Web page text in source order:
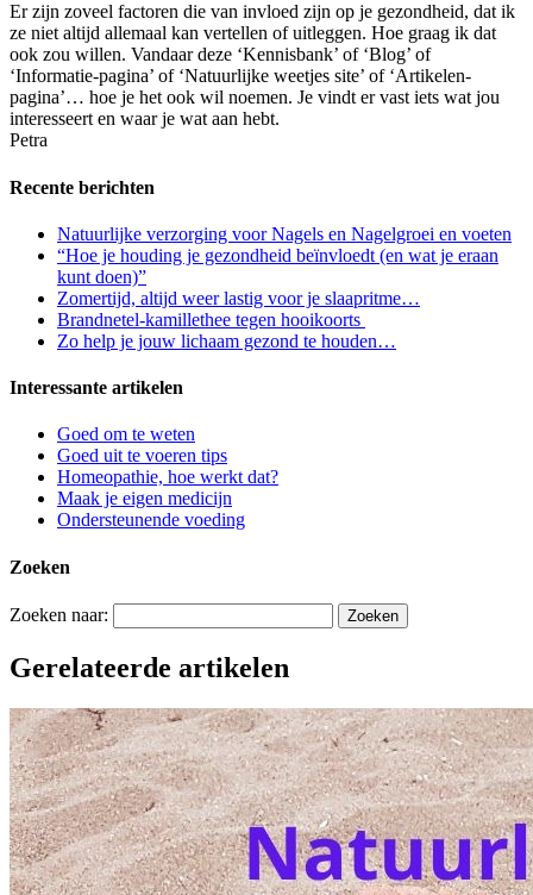
Er zijn zoveel factoren die van invloed zijn op je gezondheid, dat ik
ze niet altijd allemaal kan vertellen of uitleggen. Hoe graag ik dat
ook zou willen. Vandaar deze ‘Kennisbank’ of ‘Blog’ of
‘Informatie-pagina’ of ‘Natuurlijke weetjes site’ of ‘Artikelen-
pagina’… hoe je het ook wil noemen. Je vindt er vast iets wat jou
interesseert en waar je wat aan hebt.
Petra
Recente berichten
Natuurlijke verzorging voor Nagels en Nagelgroei en voeten
“Hoe je houding je gezondheid beïnvloedt (en wat je eraan
kunt doen)”
Zomertijd, altijd weer lastig voor je slaapritme…
Brandnetel-kamillethee tegen hooikoorts
Zo help je jouw lichaam gezond te houden…
Interessante artikelen
Goed om te weten
Goed uit te voeren tips
Homeopathie, hoe werkt dat?
Maak je eigen medicijn
Ondersteunende voeding
Zoeken
Zoeken naar:
Gerelateerde artikelen